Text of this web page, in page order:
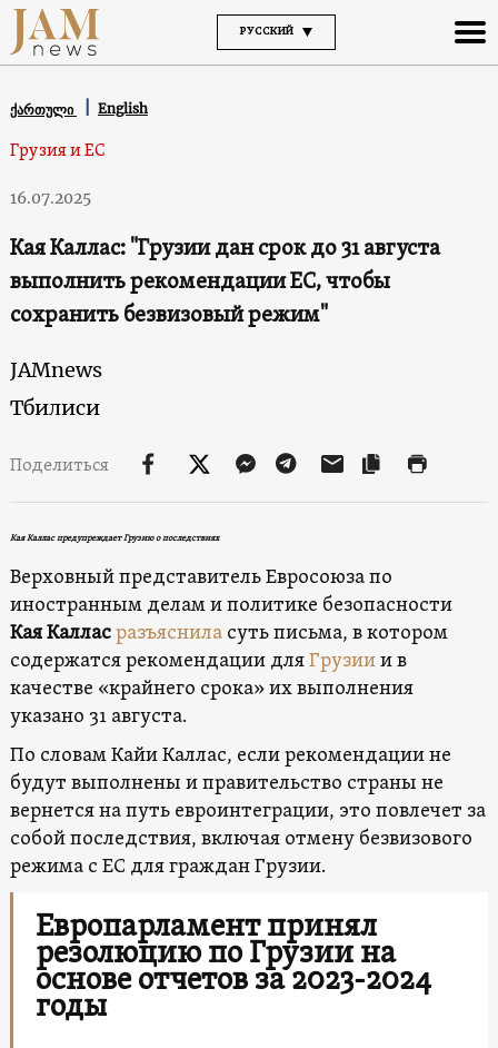
РУССКИЙ
ქართული English
Грузия и ЕС
16.07.2025
Кая Каллас: "Грузии дан срок до 31 августа
выполнить рекомендации ЕС, чтобы
сохранить безвизовый режим"
JAMnews
Тбилиси
Поделиться
Кая Каллас предупреждает Грузию о последствиях
Верховный представитель Евросоюза по
иностранным делам и политике безопасности
Кая Калласразъясниласуть письма, в котором
содержатся рекомендации дляГрузиии в
качестве «крайнего срока» их выполнения
указано 31 августа.
По словам Кайи Каллас, если рекомендации не
будут выполнены и правительство страны не
вернется на путь евроинтеграции, это повлечет за
собой последствия, включая отмену безвизового
режима с ЕС для граждан Грузии.
Европарламент принял
резолюцию по Грузии на
основе отчетов за 2023-2024
годы